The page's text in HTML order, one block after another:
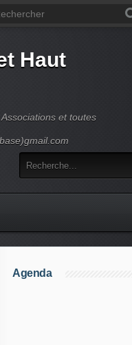
Haut
et toutes
Agenda